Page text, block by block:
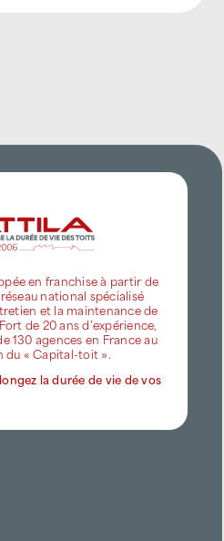
en franchise à partir de
national spécialisé
et la maintenance de
de 20 ans d’expérience,
130 agences en France au
du « Capital-toit ».
la durée de vie de vos